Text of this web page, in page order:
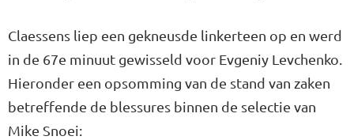
Claessens liep een gekneusde linkerteen op en werd
in de 67e minuut gewisseld voor Evgeniy Levchenko.
Hieronder een opsomming van de stand van zaken
betreffende de blessures binnen de selectie van
Mike Snoei: